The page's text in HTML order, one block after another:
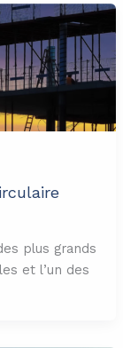
plus grands
et l’un des